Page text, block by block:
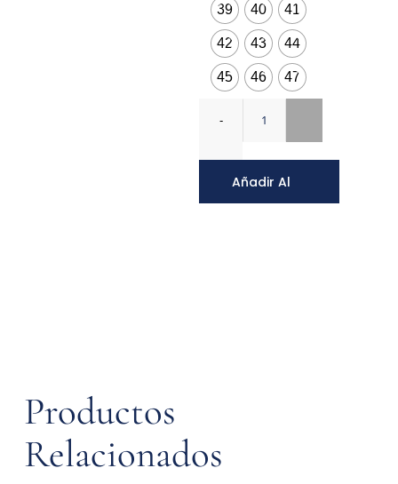
39 40 41
42 43 44
45 46 47
Añadir Al
Productos
Relacionados